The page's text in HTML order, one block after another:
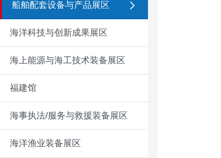
船舶配套设备与产品展区
海洋科技与创新成果展区
海上能源与海工技术装备展区
福建馆
海事执法/服务与救援装备展区
海洋渔业装备展区